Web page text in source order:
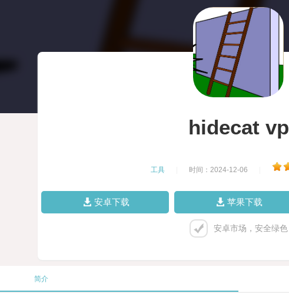
hidecat vp
工具 时间：2024-12-06
安卓下载 苹果下载
安卓市场，安全绿色
简介